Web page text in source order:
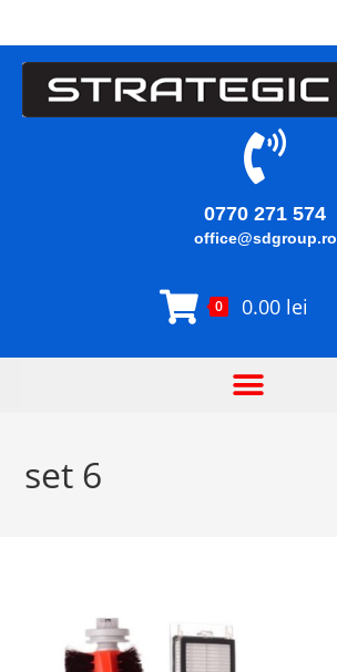
0770 271 574
office@sdgroup.ro
0 0.00 lei
set 6